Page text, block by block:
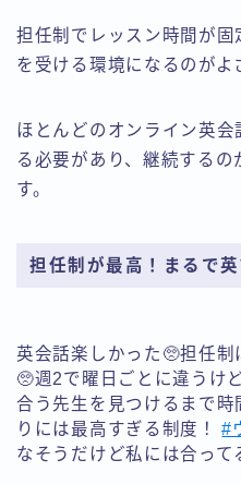
担任制でレッスン時間が
を受ける環境になるのがよ
ほとんどのオンライン英
る必要があり、継続する
す。
担任制が最高！まるで
英会話楽しかった🥺担任
🥺週2で曜日ごとに違うけ
合う先生を見つけるまで時
りには最高すぎる制度！#
なそうだけど私には合って